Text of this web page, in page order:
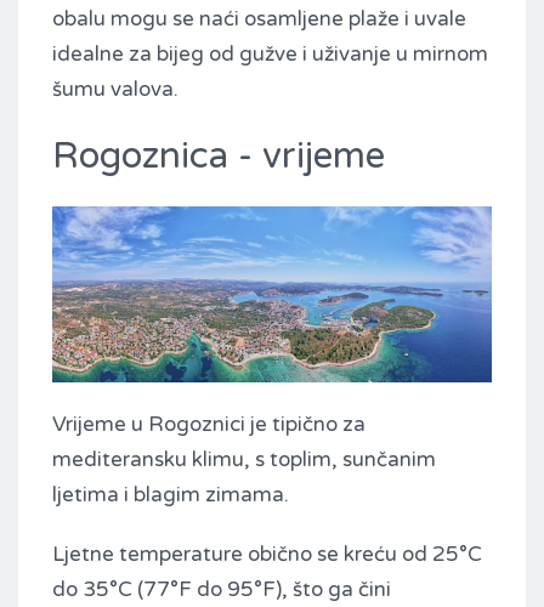
obalu mogu se naći osamljene plaže i uvale
idealne za bijeg od gužve i uživanje u mirnom
šumu valova.
Rogoznica - vrijeme
Vrijeme u Rogoznici je tipično za
mediteransku klimu, s toplim, sunčanim
ljetima i blagim zimama.
Ljetne temperature obično se kreću od 25°C
do 35°C (77°F do 95°F), što ga čini